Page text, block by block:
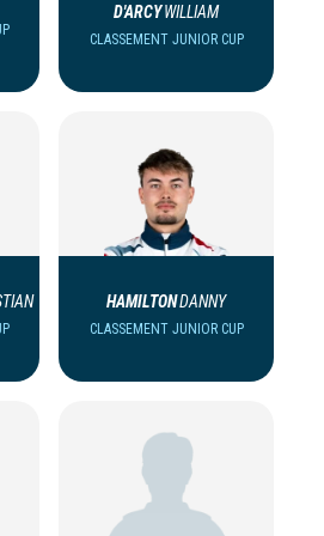
D'ARCYWILLIAM
CLASSEMENT JUNIOR CUP
HAMILTONDANNY
CLASSEMENT JUNIOR CUP